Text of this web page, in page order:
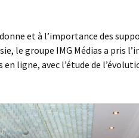
et à l’importance des
le groupe IMG Médias a pris
ligne, avec l’étude de